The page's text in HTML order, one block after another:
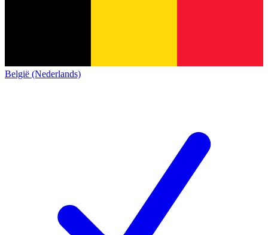
België (Nederlands)